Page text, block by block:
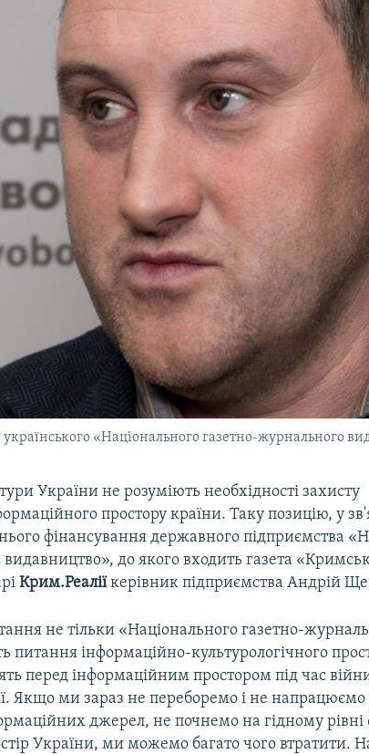
«Національного газетно-журнального
України не розуміють необхідності захисту
простору країни. Таку позицію, у
фінансування державного підприємства
до якого входить газета
Крим.Реаліїкерівник підприємства Андрій
не тільки «Національного газетно-
питання інформаційно-культурологічного
перед інформаційним простором під час
Якщо ми зараз не переборемо і не напрацюємо
джерел, не почнемо на гідному рівні
України, ми можемо багато чого втратити.